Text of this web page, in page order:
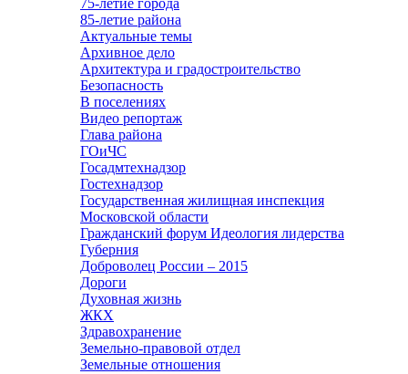
75-летие города
85-летие района
Актуальные темы
Архивное дело
Архитектура и градостроительство
Безопасность
В поселениях
Видео репортаж
Глава района
ГОиЧС
Госадмтехнадзор
Гостехнадзор
Государственная жилищная инспекция
Московской области
Гражданский форум Идеология лидерства
Губерния
Доброволец России – 2015
Дороги
Духовная жизнь
ЖКХ
Здравохранение
Земельно-правовой отдел
Земельные отношения